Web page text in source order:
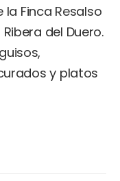
Finca Resalso
del Duero.
y platos